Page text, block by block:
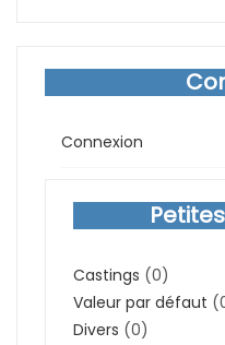
Connexion
Castings (0)
Valeur par défaut
Divers (0)